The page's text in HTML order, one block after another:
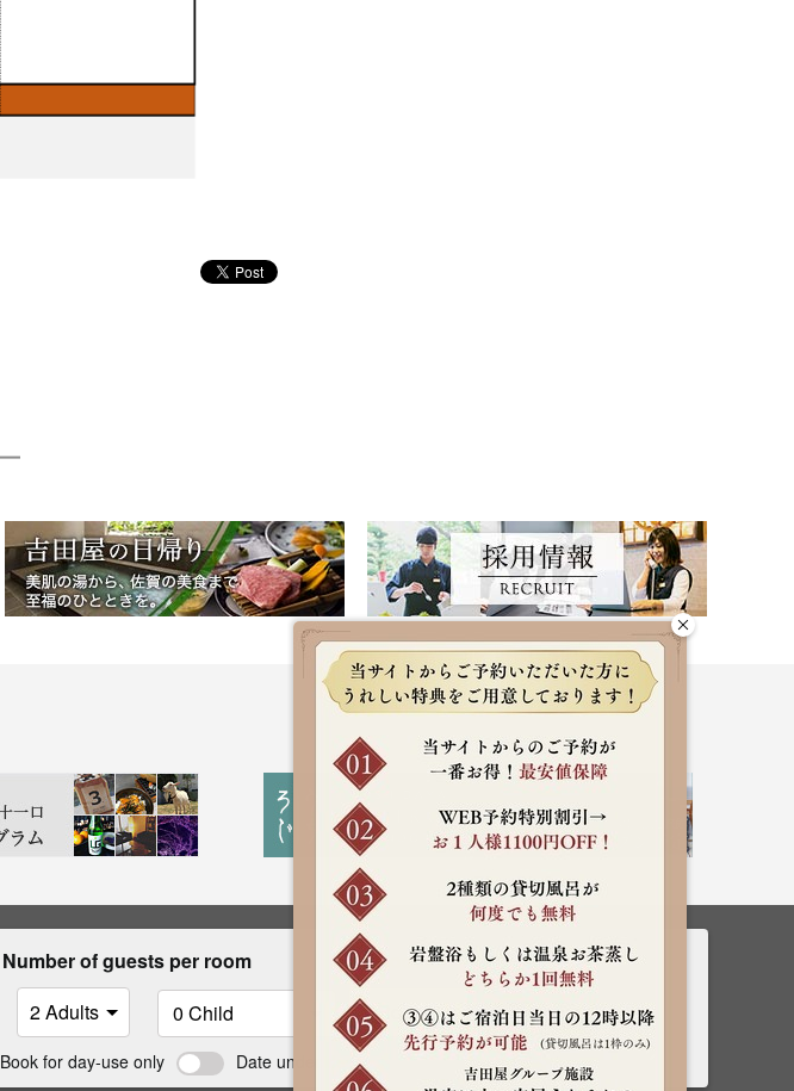
Number of guests per room Rooms
Search
Book for day-use only Date undecided